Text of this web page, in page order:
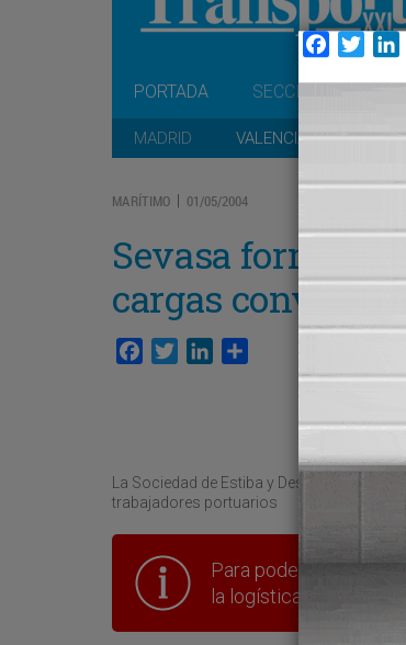
PORTADA SECCIONES
MADRID VALENCIA
MARÍTIMO 01/05/2004
Sevasa formará
cargas
Facebook
TwitterLinkedIn
La Sociedad de Estiba y Desestiba del
trabajadores portuarios
Para poder seguir
la logística en España.
Facebook